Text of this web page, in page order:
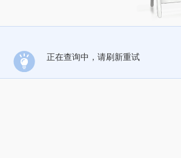
正在查询中，请刷新重试